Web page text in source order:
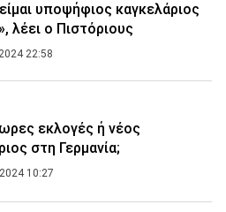
υποψήφιος καγκελάριος
λέει ο Πιστόριους
22:58
εκλογές ή νέος
στη Γερμανία;
10:27